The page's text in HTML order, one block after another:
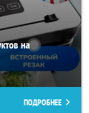
на
ПОДРОБНЕЕ